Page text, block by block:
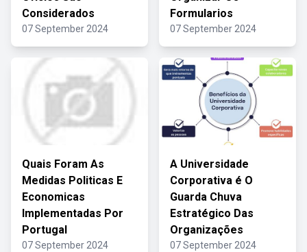
Considerados
07 September 2024
Formularios
07 September 2024
Quais Foram As
Medidas Politicas E
Economicas
Implementadas Por
Portugal
07 September 2024
A Universidade
Corporativa é O
Guarda Chuva
Estratégico Das
Organizações
07 September 2024